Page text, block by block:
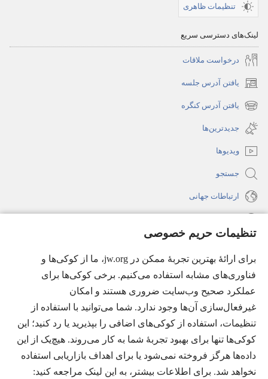
تنظیمات حریم خصوصی
برای ارائهٔ بهترین تجربهٔ ممکن در jw.org، ما از کوکی‌ها و
فناوری‌های مشابه استفاده می‌کنیم. برخی کوکی‌ها برای
عملکرد صحیح وب‌سایت ضروری هستند و امکان
غیرفعال‌سازی آن‌ها وجود ندارد. شما می‌توانید با استفاده از
تنظیمات، استفاده از کوکی‌های اضافی را بپذیرید یا رد کنید؛ این
کوکی‌ها تنها برای بهبود تجربهٔ شما به کار می‌روند. هیچ‌یک از این
داده‌ها هرگز فروخته نمی‌شود یا برای اهداف بازاریابی استفاده
نخواهد شد. برای اطلاعات بیشتر، به این لینک مراجعه کنید:‏
تنظیمات ظاهری
لینک‌های دسترسی سریع
درخواست ملاقات
یافتن آدرس جلسه
(پنجره‌ای
جدید
می‌شود)
یافتن آدرس کنگره
(پنجره‌ای
جدید
باز
می‌شود)
جدیدترین‌ها
ویدیوها
جستجو
ارتباطات جهانی
(پنجره‌ای
جدید
می‌شود)
کتابخانهٔ آنلاین نشریات شاهدان یَهُوَه
(پنجره‌ای
جدید
می‌شود)
JW Hub
®
(پنجره‌ای
باز
می‌شود)
®
JW Library
Watchtower Library